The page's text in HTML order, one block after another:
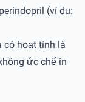
(ví dụ:
có hoạt tính là
ức chế in